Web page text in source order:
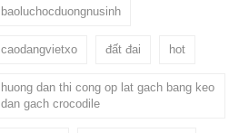
baoluchocduongnusinh
caodangvietxo đất đai hot
huong dan thi cong op lat gach bang keo
dan gach crocodile